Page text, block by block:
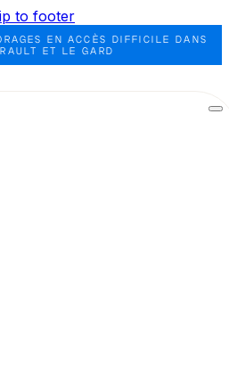
to footer
EN ACCÈS DIFFICILE DANS
ET LE GARD